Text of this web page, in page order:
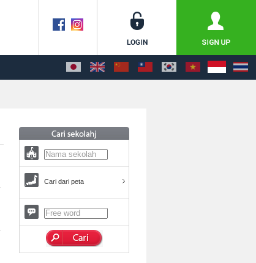
Cari dari peta